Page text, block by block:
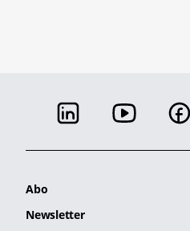
Abo
Newsletter